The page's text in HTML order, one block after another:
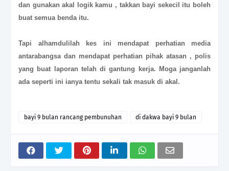
dan gunakan akal logik kamu , takkan bayi sekecil itu boleh
buat semua benda itu.
Tapi alhamdulilah kes ini mendapat perhatian media
antarabangsa dan mendapat perhatian pihak atasan , polis
yang buat laporan telah di gantung kerja. Moga janganlah
ada seperti ini ianya tentu sekali tak masuk di akal.
bayi 9 bulan rancang pembunuhan di dakwa bayi 9 bulan